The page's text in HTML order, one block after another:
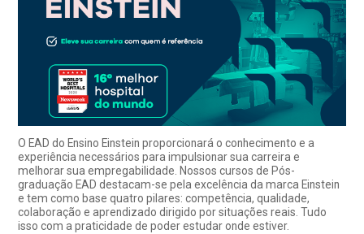
O EAD do Ensino Einstein proporcionará o conhecimento e a
experiência necessários para impulsionar sua carreira e
melhorar sua empregabilidade. Nossos cursos de Pós-
graduação EAD destacam-se pela excelência da marca Einstein
e tem como base quatro pilares: competência, qualidade,
colaboração e aprendizado dirigido por situações reais. Tudo
isso com a praticidade de poder estudar onde estiver.